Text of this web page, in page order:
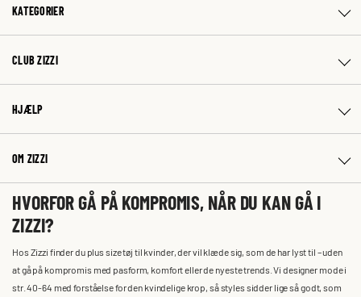
KATEGORIER
CLUB ZIZZI
HJÆLP
OM ZIZZI
HVORFOR GÅ PÅ KOMPROMIS, NÅR DU KAN GÅ I
ZIZZI?
Hos Zizzi finder du plus size tøj til kvinder, der vil klæde sig, som de har lyst til – uden
at gå på kompromis med pasform, komfort eller de nyeste trends. Vi designer mode i
str. 40-64 med forståelse for den kvindelige krop, så styles sidder lige så godt, som